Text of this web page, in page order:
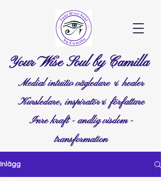
Your Wise Soul by Camilla
Medial intuitiv vägledare & healer
Kursledare, inspiratör& författare
Inre kraft - andlig visdom -
transformation
Inlägg